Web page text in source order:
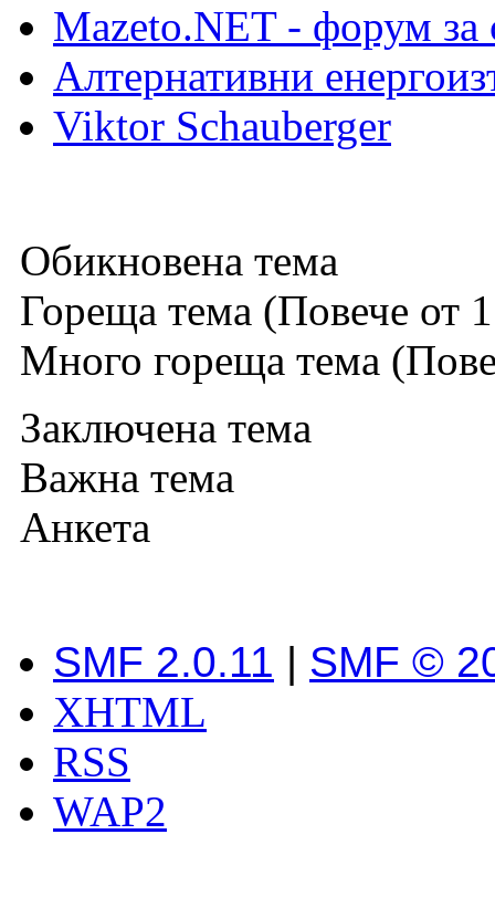
Mazeto.NET - форум за
Алтернативни
Viktor Schauberger
Обикновена тема
Гореща тема (Повече от
Много гореща тема
Заключена тема
Важна тема
Анкета
SMF 2.0.11 | SMF ©
XHTML
RSS
WAP2